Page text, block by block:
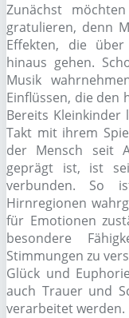
Zunächst
gratulieren, denn
Effekten, die
hinaus gehen.
Musik
Einflüssen, die den
Bereits Kleinkinder
Takt mit ihrem
der Mensch seit
geprägt ist, ist
verbunden. So
Hirnregionen
für Emotionen
besondere
Stimmungen zu
Glück und
auch Trauer und
verarbeitet werden.